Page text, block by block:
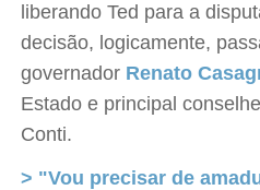
liberando Ted para a
decisão, logicamente,
governador Renato
Estado e principal
Conti.
> "Vou precisar de